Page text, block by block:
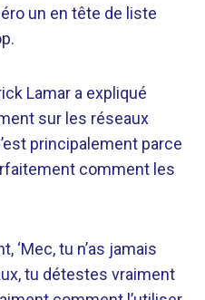
un en tête de liste
Lamar a expliqué
sur les réseaux
principalement parce
comment les
‘Mec, tu n’as jamais
tu détestes vraiment